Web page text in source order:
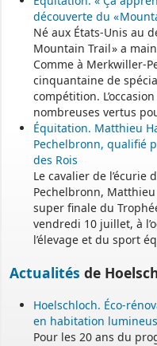
Le secrétariat
Une permanence est
découverte du «
Né aux États-Unis au
Mountain Trail » a
Comme à Merkwiller-
cinquantaine de
compétition.
nombreuses vertus
Équitation. Matthieu
Pechelbronn, qualifié
des Rois
Le cavalier de l’écurie
Pechelbronn,
super finale du
vendredi 10 juillet, à
l’élevage et du sport
Actualités de
Hoelschloch. Éco-
en habitation
Pour les 20 ans du